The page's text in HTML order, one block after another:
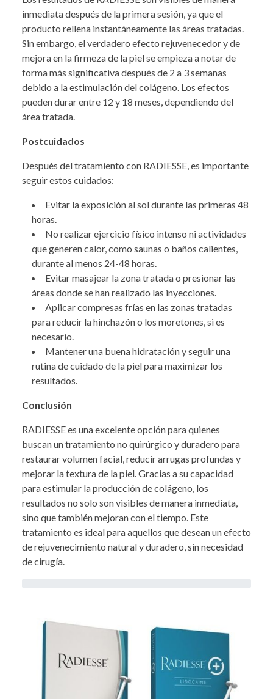
inmediata después de la primera sesión, ya que el
producto rellena instantáneamente las áreas tratadas.
Sin embargo, el verdadero efecto rejuvenecedor y de
mejora en la firmeza de la piel se empieza a notar de
forma más significativa después de 2 a 3 semanas
debido a la estimulación del colágeno. Los efectos
pueden durar entre 12 y 18 meses, dependiendo del
área tratada.
Postcuidados
Después del tratamiento con RADIESSE, es importante
seguir estos cuidados:
Evitar la exposición al sol durante las primeras 48
horas.
No realizar ejercicio físico intenso ni actividades
que generen calor, como saunas o baños calientes,
durante al menos 24-48 horas.
Evitar masajear la zona tratada o presionar las
áreas donde se han realizado las inyecciones.
Aplicar compresas frías en las zonas tratadas
para reducir la hinchazón o los moretones, si es
necesario.
Mantener una buena hidratación y seguir una
rutina de cuidado de la piel para maximizar los
resultados.
Conclusión
RADIESSE es una excelente opción para quienes
buscan un tratamiento no quirúrgico y duradero para
restaurar volumen facial, reducir arrugas profundas y
mejorar la textura de la piel. Gracias a su capacidad
para estimular la producción de colágeno, los
resultados no solo son visibles de manera inmediata,
sino que también mejoran con el tiempo. Este
tratamiento es ideal para aquellos que desean un efecto
de rejuvenecimiento natural y duradero, sin necesidad
de cirugía.